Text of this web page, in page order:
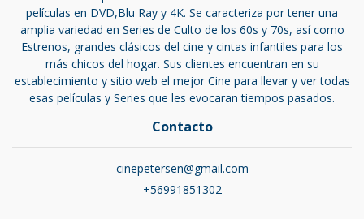
películas en DVD,Blu Ray y 4K. Se caracteriza por tener una
amplia variedad en Series de Culto de los 60s y 70s, así como
Estrenos, grandes clásicos del cine y cintas infantiles para los
más chicos del hogar. Sus clientes encuentran en su
establecimiento y sitio web el mejor Cine para llevar y ver todas
esas películas y Series que les evocaran tiempos pasados.
Contacto
cinepetersen@gmail.com
+56991851302